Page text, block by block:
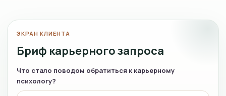
ЭКРАН КЛИЕНТА
Бриф карьерного запроса
Что стало поводом обратиться к карьерному
психологу?